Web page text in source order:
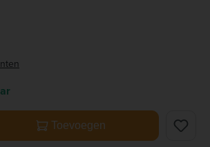
Voer de gewenste hoeveelheid in of
Toevoegen